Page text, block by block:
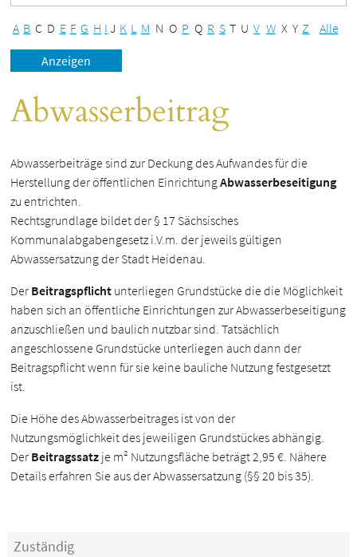
A B C D E F G H I J K L M N O P Q R S T U V W X Y Z Alle
Abwasserbeitrag
Abwasserbeiträge sind zur Deckung des Aufwandes für die
Herstellung der öffentlichen EinrichtungAbwasserbeseitigung
zu entrichten.
Rechtsgrundlage bildet der § 17 Sächsisches
Kommunalabgabengesetz i.V.m. der jeweils gültigen
Abwassersatzung der Stadt Heidenau.
Der Beitragspflicht unterliegen Grundstücke die die Möglichkeit
haben sich an öffentliche Einrichtungen zur Abwasserbeseitigung
anzuschließen und baulich nutzbar sind. Tatsächlich
angeschlossene Grundstücke unterliegen auch dann der
Beitragspflicht wenn für sie keine bauliche Nutzung festgesetzt
ist.
Die Höhe des Abwasserbeitrages ist von der
Nutzungsmöglichkeit des jeweiligen Grundstückes abhängig.
Der Beitragssatz je m² Nutzungsfläche beträgt 2,95 €. Nähere
Details erfahren Sie aus der Abwassersatzung (§§ 20 bis 35).
Zuständig